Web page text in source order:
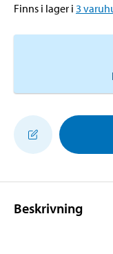
Finns i lager i 3
Beskrivning